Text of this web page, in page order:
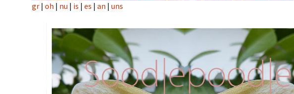
gr | oh | nu | is | es | an | uns